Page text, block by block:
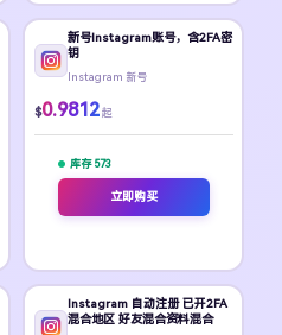
新号Instagram账号，含2FA密
钥
Instagram 新号
$0.9812 起
库存 573
立即购买
Instagram 自动注册 已开2FA
混合地区 好友混合资料混合